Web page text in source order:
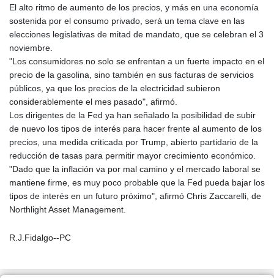
El alto ritmo de aumento de los precios, y más en una economía
sostenida por el consumo privado, será un tema clave en las
elecciones legislativas de mitad de mandato, que se celebran el 3
noviembre.
"Los consumidores no solo se enfrentan a un fuerte impacto en el
precio de la gasolina, sino también en sus facturas de servicios
públicos, ya que los precios de la electricidad subieron
considerablemente el mes pasado", afirmó.
Los dirigentes de la Fed ya han señalado la posibilidad de subir
de nuevo los tipos de interés para hacer frente al aumento de los
precios, una medida criticada por Trump, abierto partidario de la
reducción de tasas para permitir mayor crecimiento económico.
"Dado que la inflación va por mal camino y el mercado laboral se
mantiene firme, es muy poco probable que la Fed pueda bajar los
tipos de interés en un futuro próximo", afirmó Chris Zaccarelli, de
Northlight Asset Management.
R.J.Fidalgo--PC